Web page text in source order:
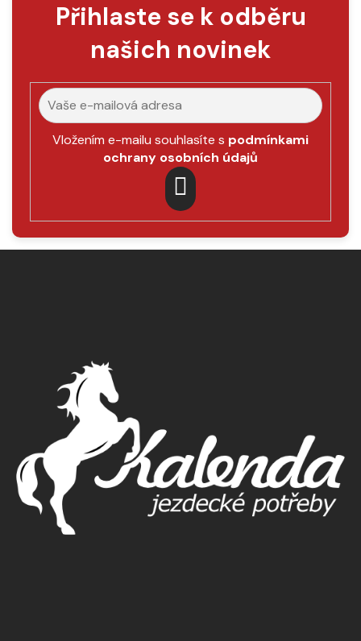
Přihlaste se k odběru
našich novinek
Vložením e-mailu souhlasíte s podmínkami
ochrany osobních údajů
PŘIHLÁSIT
SE